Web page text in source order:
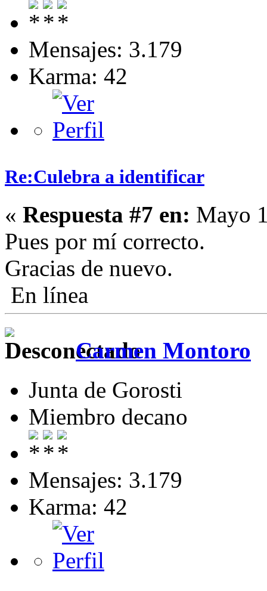
Mensajes: 3.179
Karma: 42
Re:Culebra a identificar
« Respuesta #7 en: Mayo
Pues por mí correcto.
Gracias de nuevo.
En línea
Carmen Montoro
Junta de Gorosti
Miembro decano
Mensajes: 3.179
Karma: 42